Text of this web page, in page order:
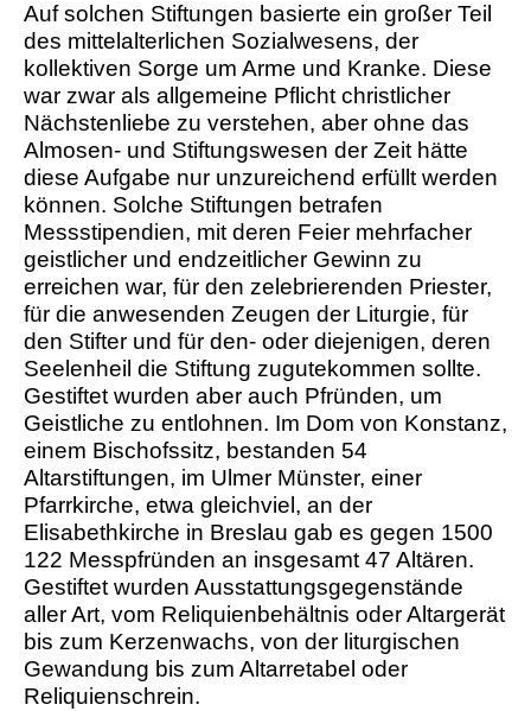
Auf solchen Stiftungen basierte ein großer Teil
des mittelalterlichen Sozialwesens, der
kollektiven Sorge um Arme und Kranke. Diese
war zwar als allgemeine Pflicht christlicher
Nächstenliebe zu verstehen, aber ohne das
Almosen- und Stiftungswesen der Zeit hätte
diese Aufgabe nur unzureichend erfüllt werden
können. Solche Stiftungen betrafen
Messstipendien, mit deren Feier mehrfacher
geistlicher und endzeitlicher Gewinn zu
erreichen war, für den zelebrierenden Priester,
für die anwesenden Zeugen der Liturgie, für
den Stifter und für den- oder diejenigen, deren
Seelenheil die Stiftung zugutekommen sollte.
Gestiftet wurden aber auch Pfründen, um
Geistliche zu entlohnen. Im Dom von Konstanz,
einem Bischofssitz, bestanden 54
Altarstiftungen, im Ulmer Münster, einer
Pfarrkirche, etwa gleichviel, an der
Elisabethkirche in Breslau gab es gegen 1500
122 Messpfründen an insgesamt 47 Altären.
Gestiftet wurden Ausstattungsgegenstände
aller Art, vom Reliquienbehältnis oder Altargerät
bis zum Kerzenwachs, von der liturgischen
Gewandung bis zum Altarretabel oder
Reliquienschrein.